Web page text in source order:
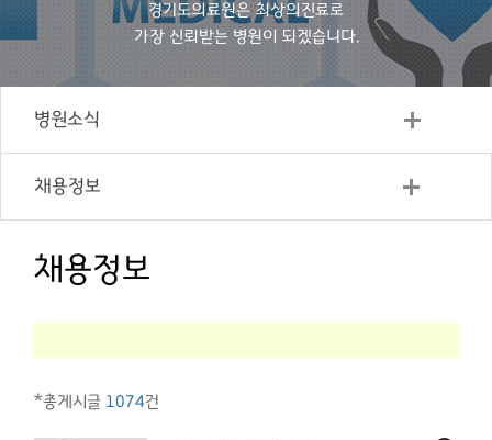
경기도의료원은 최상의진료로
가장 신뢰받는 병원이 되겠습니다.
병원소식
채용정보
채용정보
*총게시글 1074건